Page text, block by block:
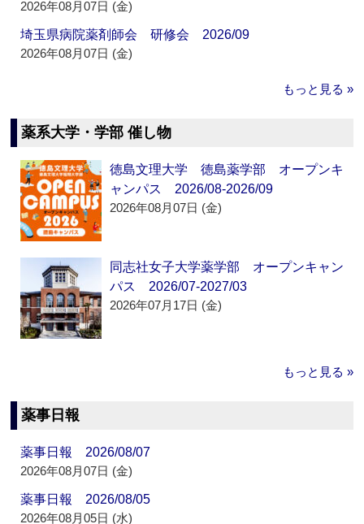
2026年08月07日 (金)
埼玉県病院薬剤師会 研修会 2026/09
2026年08月07日 (金)
もっと見る »
薬系大学・学部 催し物
徳島文理大学 徳島薬学部 オープンキ
ャンパス 2026/08-2026/09
2026年08月07日 (金)
同志社女子大学薬学部 オープンキャン
パス 2026/07-2027/03
2026年07月17日 (金)
もっと見る »
薬事日報
薬事日報 2026/08/07
2026年08月07日 (金)
薬事日報 2026/08/05
2026年08月05日 (水)